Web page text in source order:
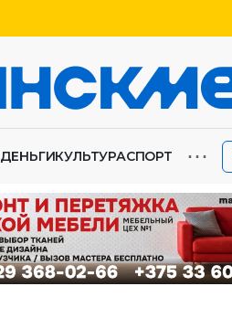
ДЕНЬГИКУЛЬТУРАСПОРТ ⋯